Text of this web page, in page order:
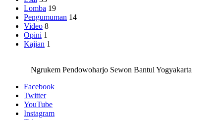
Lomba 19
Pengumuman 14
Video 8
Opini 1
Kajian 1
Ngrukem Pendowoharjo Sewon Bantul Yogyakarta
Facebook
Twitter
YouTube
Instagram